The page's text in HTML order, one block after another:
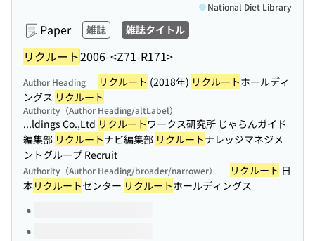
Paper 雑誌 雑誌タイトル
リクルート2006-<Z71-R171>
National Diet Library
Author Heading リクルート (2018年) リクルートホールディ
ングス リクルート
Authority（Author Heading/altLabel）
...ldings Co.,Ltd リクルートワークス研究所 じゃらんガイド
編集部 リクルートナビ編集部 リクルートナレッジマネジメ
ントグループ Recruit
Authority（Author Heading/broader/narrower） リクルート 日
本リクルートセンター リクルートホールディングス
Volumes of this title